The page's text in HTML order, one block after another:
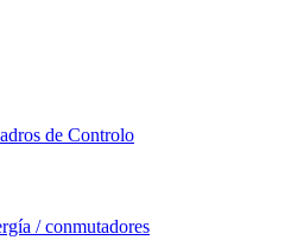
de Controlo
/ conmutadores